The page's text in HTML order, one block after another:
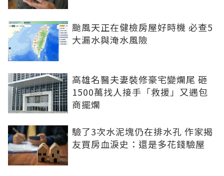
颱風天正在健檢房屋好時機 必查5
大漏水與淹水風險
高雄名醫夫妻裝修豪宅變爛尾 砸
1500萬找人接手「救援」又遇包
商擺爛
驗了3次水泥塊仍在排水孔 作家揭
友買房血淚史：還是多花錢驗屋